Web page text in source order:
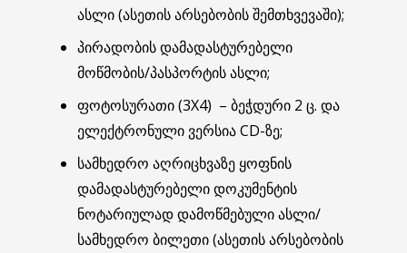
ასლი (ასეთის არსებობის შემთხვევაში);
პირადობის დამადასტურებელი
მოწმობის/პასპორტის ასლი;
ფოტოსურათი (3X4) – ბეჭდური 2 ც. და
ელექტრონული ვერსია CD-ზე;
სამხედრო აღრიცხვაზე ყოფნის
დამადასტურებელი დოკუმენტის
ნოტარიულად დამოწმებული ასლი/
სამხედრო ბილეთი (ასეთის არსებობის